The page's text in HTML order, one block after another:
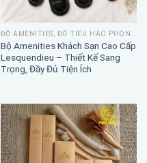
Bộ Amenities Khách Sạn Cao Cấp
Lesquendieu – Thiết Kế Sang
Trọng, Đầy Đủ Tiện Ích